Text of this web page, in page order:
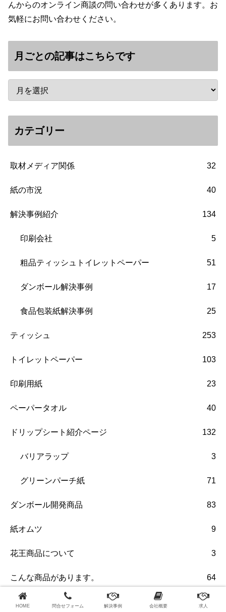
んからのオンライン商談の問い合わせが多くあります。お
気軽にお問い合わせください。
月ごとの記事はこちらです
カテゴリー
取材メディア関係 32
紙の市況 40
解決事例紹介 134
印刷会社 5
粗品ティッシュトイレットペーパー 51
ダンボール解決事例 17
食品包装紙解決事例 25
ティッシュ 253
トイレットペーパー 103
印刷用紙 23
ペーパータオル 40
ドリップシート紹介ページ 132
バリアラップ 3
グリーンパーチ紙 71
ダンボール開発商品 83
紙オムツ 9
花王商品について 3
こんな商品があります。 64
よくあるご質問
HOME 問合せフォーム 解決事例 会社概要 求人